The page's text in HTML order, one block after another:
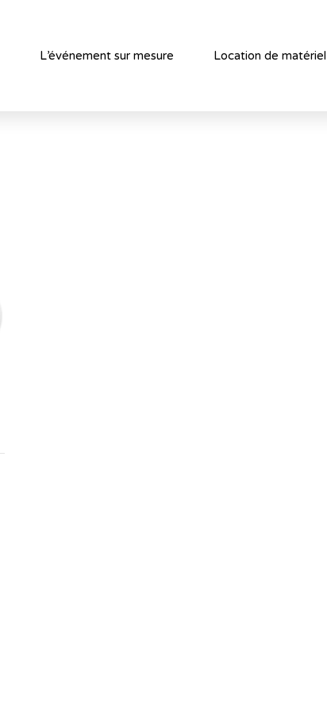
L’événement sur mesure Location de matériel